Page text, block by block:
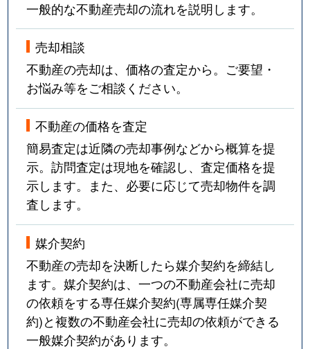
一般的な不動産売却の流れを説明します。
売却相談
不動産の売却は、価格の査定から。ご要望・
お悩み等をご相談ください。
不動産の価格を査定
簡易査定は近隣の売却事例などから概算を提
示。訪問査定は現地を確認し、査定価格を提
示します。また、必要に応じて売却物件を調
査します。
媒介契約
不動産の売却を決断したら媒介契約を締結し
ます。媒介契約は、一つの不動産会社に売却
の依頼をする専任媒介契約(専属専任媒介契
約)と複数の不動産会社に売却の依頼ができる
一般媒介契約があります。